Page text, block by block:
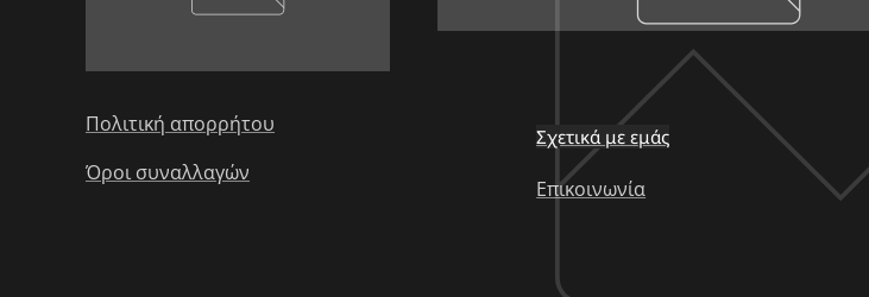
Πολιτική απορρήτου
Όροι συναλλαγών
Σχετικά με εμάς
Επικοινωνία